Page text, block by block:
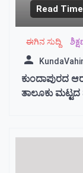
Read
ಈಗಿನ ಸುದ್ದಿ
ಕುಂದಾಪುರದ
ತಾಲೂಕು ಮಟ್ಟದ